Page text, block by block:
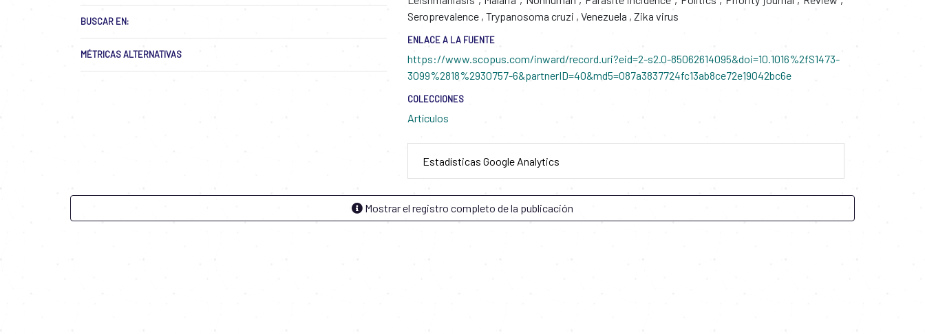
BUSCAR EN:
MÉTRICAS ALTERNATIVAS
Seroprevalence , Trypanosoma cruzi , Venezuela , Zika virus
ENLACE A LA FUENTE
https://www.scopus.com/inward/record.uri?eid=2-s2.0-85062614095&doi=10.1016%2fS1473-
3099%2818%2930757-6&partnerID=40&md5=087a3837724fc13ab8ce72e19042bc6e
COLECCIONES
Artículos
Estadísticas Google Analytics
Mostrar el registro completo de la publicación